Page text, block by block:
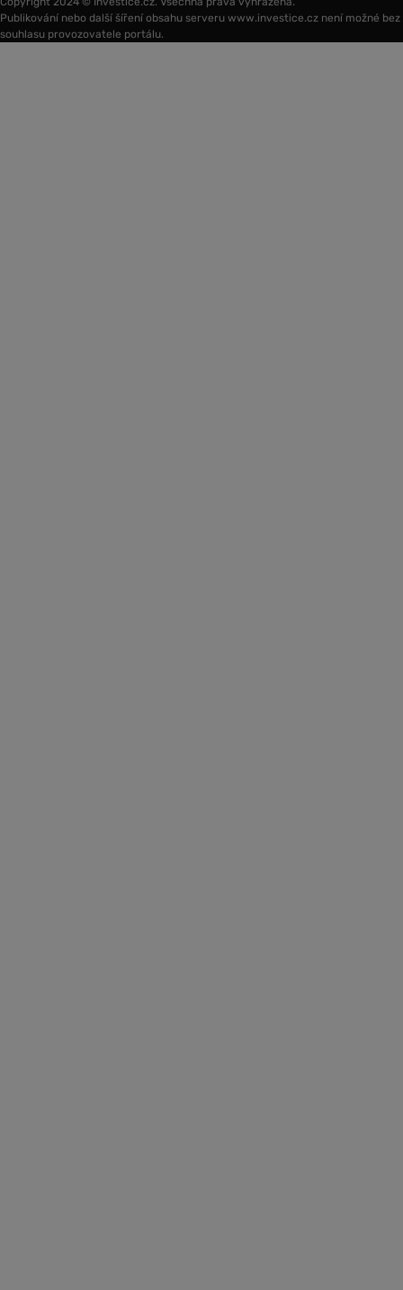
Publikování nebo další šíření obsahu serveru www.investice.cz není možné bez
souhlasu provozovatele portálu.